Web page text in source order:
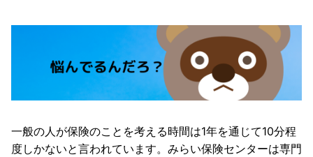
一般の人が保険のことを考える時間は1年を通じて10分程
度しかないと言われています。みらい保険センターは専門